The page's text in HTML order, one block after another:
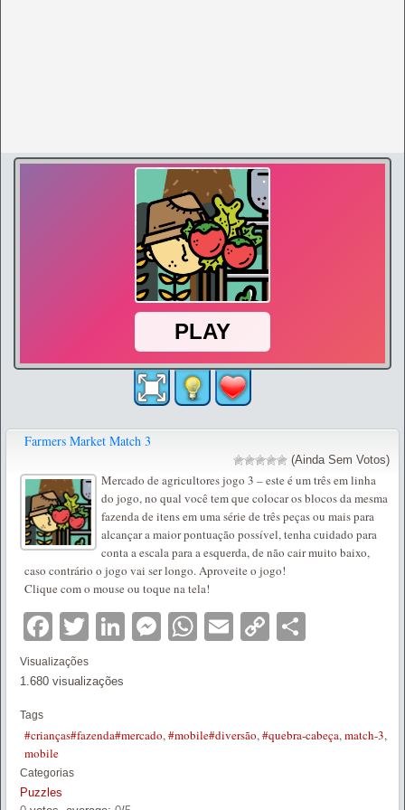
Farmers Market Match 3
(Ainda Sem Votos)
Mercado de agricultores jogo 3 – este é um três em linha
do jogo, no qual você tem que colocar os blocos da mesma
fazenda de itens em uma série de três peças ou mais para
alcançar a maior pontuação possível, tenha cuidado para
conta a escala para a esquerda, de não cair muito baixo,
caso contrário o jogo vai ser longo. Aproveite o jogo!
Clique com o mouse ou toque na tela!
Facebook
TwitterLinkedIn
Messenger
WhatsApp
EmailCopy
Visualizações
1.680 visualizações
Tags
#crianças#fazenda#mercado,#mobile#diversão,#quebra-cabeça,match-3,
mobile
Categorias
Puzzles